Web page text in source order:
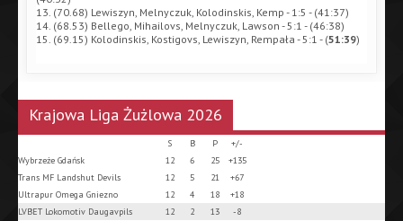
13. (70.68) Lewiszyn, Melnyczuk, Kolodinskis, Kemp - 1:5 - (41:37)
14. (68.53) Bellego, Mihailovs, Melnyczuk, Lawson - 5:1 - (46:38)
15. (69.15) Kolodinskis, Kostigovs, Lewiszyn, Rempała - 5:1 - (51:39)
Krajowa Liga Żużlowa 2026
S B P
+/-
Wybrzeże Gdańsk
12 6 25
+135
Trans MF Landshut Devils
12 5 21
+67
Ultrapur Omega Gniezno
12 4 18
+18
LVBET Lokomotiv Daugavpils
12 2 13
-8